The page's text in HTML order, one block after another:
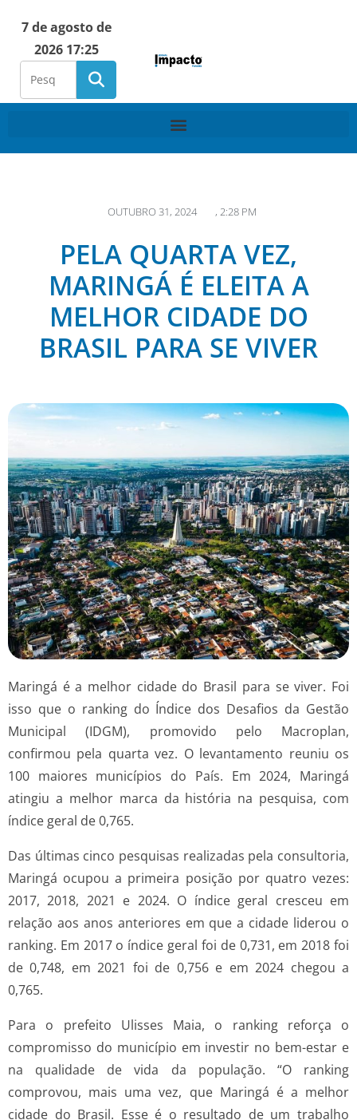
7 de agosto de
2026 17:25
OUTUBRO 31, 2024 , 2:28 PM
PELA QUARTA VEZ,
MARINGÁ É ELEITA A
MELHOR CIDADE DO
BRASIL PARA SE VIVER
Maringá é a melhor cidade do Brasil para se viver. Foi
isso que o ranking do Índice dos Desafios da Gestão
Municipal (IDGM), promovido pelo Macroplan,
confirmou pela quarta vez. O levantamento reuniu os
100 maiores municípios do País. Em 2024, Maringá
atingiu a melhor marca da história na pesquisa, com
índice geral de 0,765.
Das últimas cinco pesquisas realizadas pela consultoria,
Maringá ocupou a primeira posição por quatro vezes:
2017, 2018, 2021 e 2024. O índice geral cresceu em
relação aos anos anteriores em que a cidade liderou o
ranking. Em 2017 o índice geral foi de 0,731, em 2018 foi
de 0,748, em 2021 foi de 0,756 e em 2024 chegou a
0,765.
Para o prefeito Ulisses Maia, o ranking reforça o
compromisso do município em investir no bem-estar e
na qualidade de vida da população. “O ranking
comprovou, mais uma vez, que Maringá é a melhor
cidade do Brasil. Esse é o resultado de um trabalho